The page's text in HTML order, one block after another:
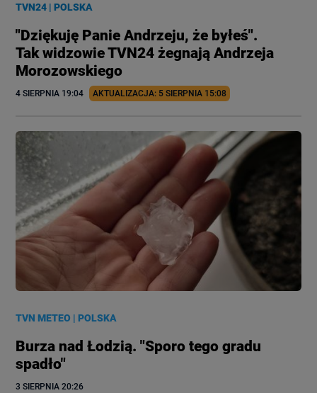
TVN24 |POLSKA
"Dziękuję Panie Andrzeju, że byłeś".
Tak widzowie TVN24 żegnają Andrzeja
Morozowskiego
4 SIERPNIA 19:04 AKTUALIZACJA: 5 SIERPNIA 15:08
TVN METEO |POLSKA
Burza nad Łodzią. "Sporo tego gradu
spadło"
3 SIERPNIA 20:26